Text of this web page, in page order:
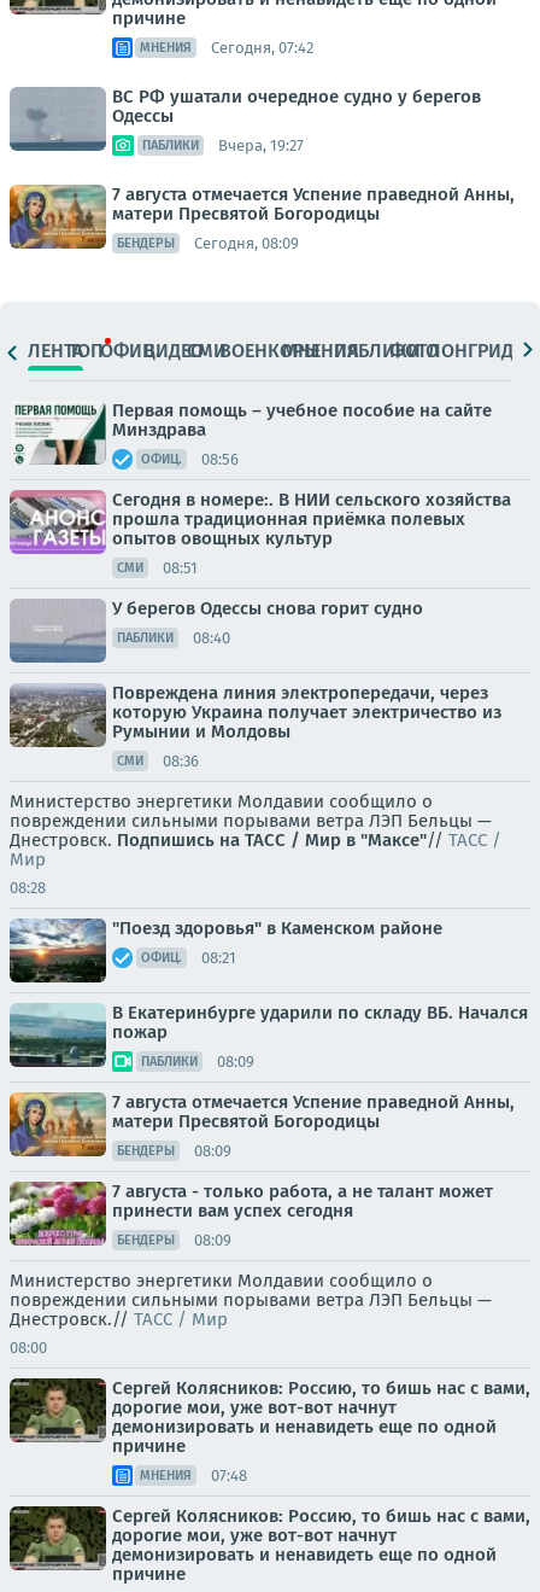
причине
МНЕНИЯ Сегодня, 07:42
ВС РФ ушатали очередное судно у берегов
Одессы
ПАБЛИКИ Вчера, 19:27
7 августа отмечается Успение праведной Анны,
матери Пресвятой Богородицы
БЕНДЕРЫ Сегодня, 08:09
ЛЕНТАТОПОФИЦ.ВИДЕОСМИВОЕНКОРЫМНЕНИЯПАБЛИКИ
ФОТОЛОНГРИДЫ
Первая помощь – учебное пособие на сайте
Минздрава
ОФИЦ. 08:56
Сегодня в номере:. В НИИ сельского хозяйства
прошла традиционная приёмка полевых
опытов овощных культур
СМИ 08:51
У берегов Одессы снова горит судно
ПАБЛИКИ 08:40
Повреждена линия электропередачи, через
которую Украина получает электричество из
Румынии и Молдовы
СМИ 08:36
Министерство энергетики Молдавии сообщило о
повреждении сильными порывами ветра ЛЭП Бельцы —
Днестровск. Подпишись на ТАСС / Мир в "Максе"// ТАСС /
Мир
08:28
"Поезд здоровья" в Каменском районе
ОФИЦ. 08:21
В Екатеринбурге ударили по складу ВБ. Начался
пожар
ПАБЛИКИ 08:09
7 августа отмечается Успение праведной Анны,
матери Пресвятой Богородицы
БЕНДЕРЫ 08:09
7 августа - только работа, а не талант может
принести вам успех сегодня
БЕНДЕРЫ 08:09
Министерство энергетики Молдавии сообщило о
повреждении сильными порывами ветра ЛЭП Бельцы —
Днестровск.// ТАСС / Мир
08:00
Сергей Колясников: Россию, то бишь нас с вами,
дорогие мои, уже вот-вот начнут
демонизировать и ненавидеть еще по одной
причине
МНЕНИЯ 07:48
Сергей Колясников: Россию, то бишь нас с вами,
дорогие мои, уже вот-вот начнут
демонизировать и ненавидеть еще по одной
причине